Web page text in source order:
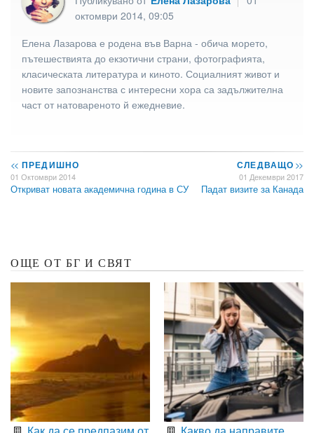
октомври 2014, 09:05
Елена Лазарова е родена във Варна - обича морето,
пътешествията до екзотични страни, фотографията,
класическата литература и киното. Социалният живот и
новите запознанства с интересни хора са задължителна
част от натовареното й ежедневие.
<< ПРЕДИШНО
01 Октомври 2014
Откриват новата академична година в СУ
СЛЕДВАЩО>>
01 Декември 2017
Падат визите за Канада
ОЩЕ ОТ БГ И СВЯТ